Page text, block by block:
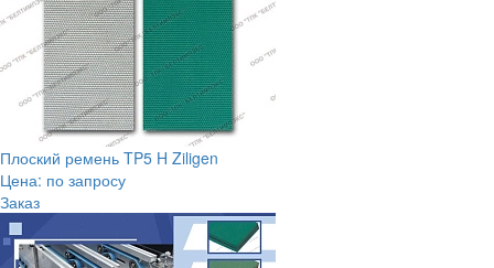
Плоский ремень TP5 H Ziligen
Цена: по запросу
Заказ